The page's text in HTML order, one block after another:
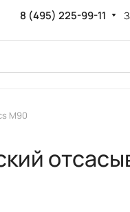
8 (495) 225-99-11
M90